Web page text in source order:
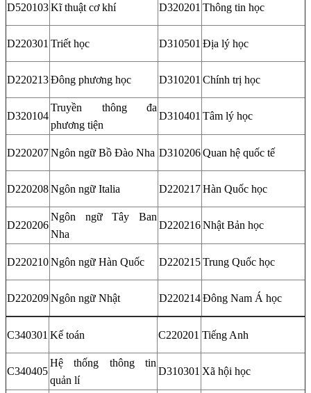
D520103Kĩ thuật cơ khí D320201 Thông tin học
D220301 Triết học D310501 Địa lý học
D220213Đông phương học D310201 Chính trị học
D320104
Truyền thông đa
phương tiện
D310401 Tâm lý học
D220207Ngôn ngữ Bồ Đào Nha D310206Quan hệ quốc tế
D220208Ngôn ngữ Italia D220217Hàn Quốc học
D220206
Ngôn ngữ Tây Ban
Nha
D220216Nhật Bản học
D220210Ngôn ngữ Hàn Quốc D220215Trung Quốc học
D220209Ngôn ngữ Nhật D220214Đông Nam Á học
C340301 Kế toán C220201 Tiếng Anh
C340405
Hệ thống thông tin
quản lí
D310301 Xã hội học